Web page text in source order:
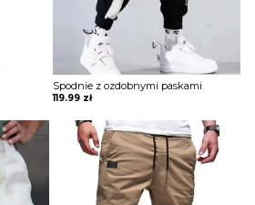
Spodnie z ozdobnymi paskami
119.99 zł